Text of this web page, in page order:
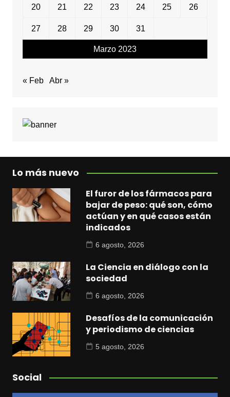
Marzo 2023
20 21 22 23 24 25 26
27 28 29 30 31
« Feb Abr »
Lo más nuevo
El furor de los fármacos para
bajar de peso: qué son, cómo
actúan y en qué casos están
indicados
6 agosto, 2026
La Ciencia en diálogo con la
sociedad
6 agosto, 2026
Desafíos de la comunicación
y periodismo de ciencias
5 agosto, 2026
Social